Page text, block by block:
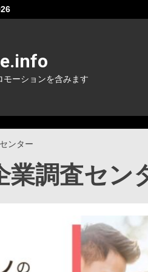
モーションを含みます
ンター
業調査セン